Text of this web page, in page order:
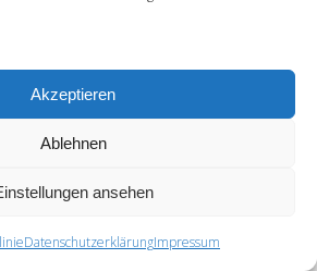
Akzeptieren
Ablehnen
ansehen
DatenschutzerklärungImpressum
| SprachCafé Polnisch
Archiv Datenschutzerklärung